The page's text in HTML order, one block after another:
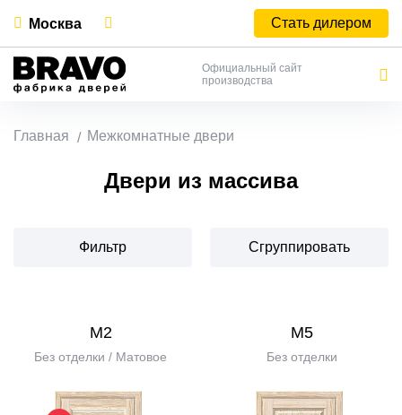
Москва Стать дилером
Официальный сайт
производства
Главная Межкомнатные двери
Двери из массива
Фильтр Сгруппировать
М2
Без отделки / Матовое
М5
Без отделки